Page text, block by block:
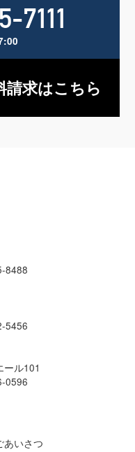
7111
請求はこちら
8488
5456
ル101
0596
あいさつ